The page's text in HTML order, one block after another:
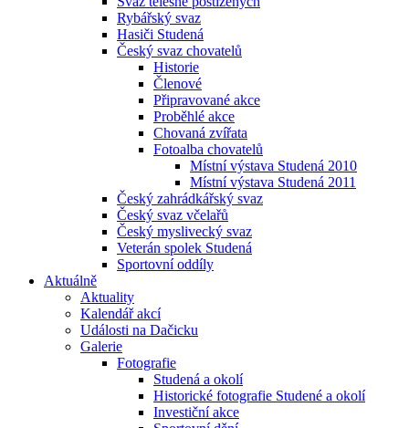
Rybářský svaz
Hasiči Studená
Český svaz chovatelů
Historie
Členové
Připravované akce
Proběhlé akce
Chovaná zvířata
Fotoalba chovatelů
Místní výstava Studená 2010
Místní výstava Studená 2011
Český zahrádkářský svaz
Český svaz včelařů
Český myslivecký svaz
Veterán spolek Studená
Sportovní oddíly
Aktuálně
Aktuality
Kalendář akcí
Události na Dačicku
Galerie
Fotografie
Studená a okolí
Historické fotografie Studené a okolí
Investiční akce